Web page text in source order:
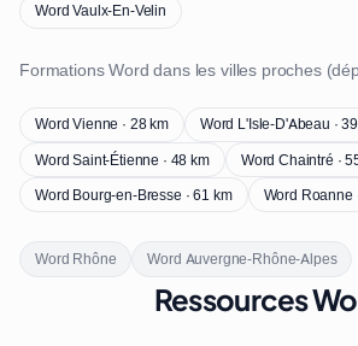
Word Vaulx-En-Velin
Formations Word dans les villes proches
Word Vienne · 28 km
Word L'Isle-D'Abeau ·
Word Saint-Étienne · 48 km
Word Chaintré ·
Word Bourg-en-Bresse · 61 km
Word Roanne
Word Rhône Word Auvergne-Rhône-Alpes
Ressources